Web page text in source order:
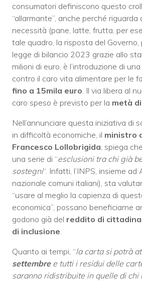
consumatori definiscono questo
“allarmante”, anche perché riguarda
necessità (pane, latte, frutta, per
tale quadro, la risposta del Governo,
legge di bilancio 2023 grazie allo
milioni di euro, è l’introduzione di una
contro il caro vita alimentare per le
fino a 15mila euro . Il via libera al
caro speso è previsto per la metà
Nell’annunciare questa iniziativa di
in difficoltà economiche, il ministro
Francesco Lollobrigida , spiega che
una serie di “esclusioni tra chi già
sostegni“. Infatti, l’INPS, insieme
nazionale comuni italiani), sta
“usare al meglio la capienza di
economica”, possano beneficiarne
godono già del reddito di
di inclusione
Quanto ai tempi, “la carta si potrà
settembree tutti i residui delle
saranno ridistribuite in quelle di chi